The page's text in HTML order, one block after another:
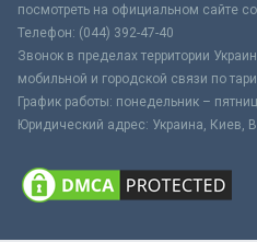
посмотреть на официальном сайте
Телефон: (044) 392-47-40
Звонок в пределах территории
мобильной и городской связи по
График работы: понедельник –
Юридический адрес: Украина, Киев,